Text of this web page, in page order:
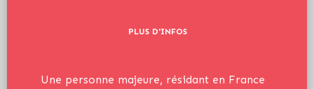
PLUS D'INFOS
Une personne majeure, résidant en France